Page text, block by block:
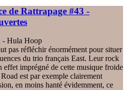
de Rattrapage #43 -
- Hula Hoop
pas réfléchir énormément pour situer
du trio français East. Leur rock
effet imprégné de cette musique froide
est par exemple clairement
en moins hanté évidemment, ce